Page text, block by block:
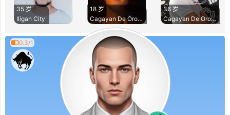
35 岁
Iligan City
18 岁
Cagayan De Oro Cit
36 岁
Cagayan De Oro Cit
0.3/1